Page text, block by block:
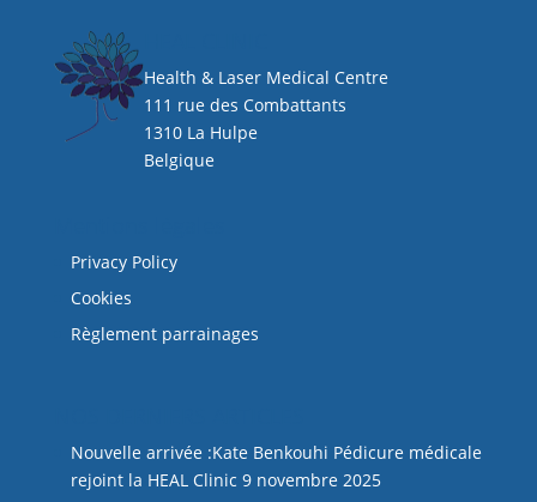
Health & Laser Medical Centre
111 rue des Combattants
1310 La Hulpe
Belgique
Privacy Policy
Cookies
Règlement parrainages
Nouvelle arrivée :Kate Benkouhi Pédicure médicale
rejoint la HEAL Clinic 9 novembre 2025